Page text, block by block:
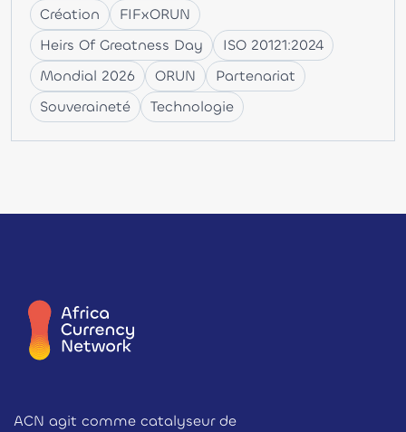
Création
FIFxORUN
Heirs Of Greatness Day
ISO 20121:2024
Mondial 2026
ORUN
Partenariat
Souveraineté
Technologie
ACN agit comme catalyseur de